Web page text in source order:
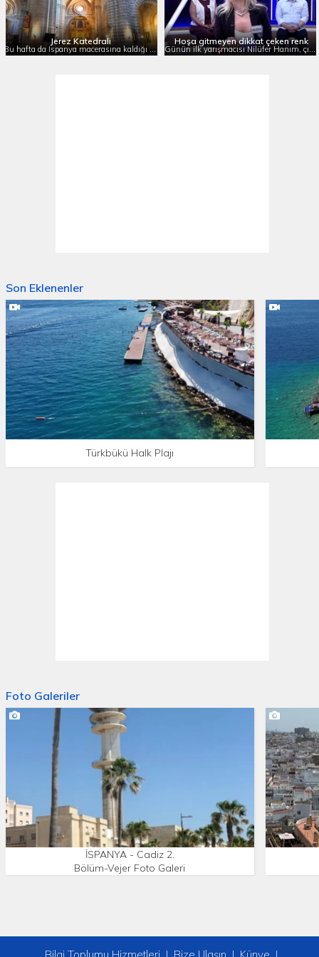
Jerez Katedrali
Bu hafta da İspanya macerasına kaldığı yerden son hız devam eden Çok Gezenti, İspanya’nın Endülüs bölgesindeki Jerez de la Frontera şehrinde bulunan 'Jerez Katedrali'ni tv2 izleyicileriyle buluşturdu.
Hoşa gitmeyen dikkat çeken renk
Son Eklenenler
Türkbükü Halk Plajı
Foto Galeriler
İSPANYA - Cadiz 2.
Bölüm-Vejer Foto Galeri